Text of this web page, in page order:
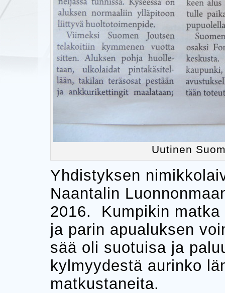
Uutinen
Yhdistyksen
Naantalin
2016. Kumpikin
ja parin apualuksen
sää oli suotuisa ja
kylmyydestä aurinko
matkustaneita.